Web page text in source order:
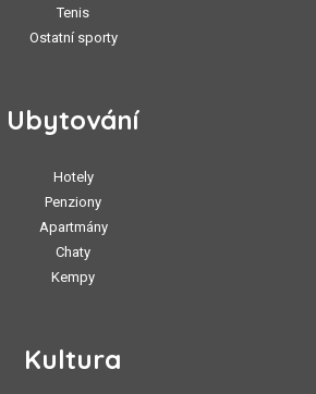
Tenis
Ostatní sporty
Ubytování
Hotely
Penziony
Apartmány
Chaty
Kempy
Kultura